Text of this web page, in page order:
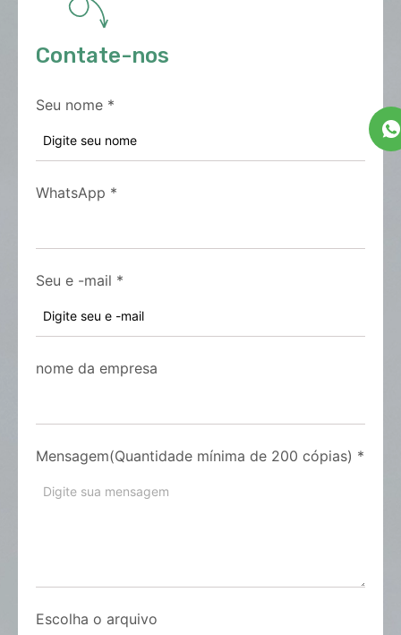
Contate-nos
Seu nome *
WhatsApp *
Seu e -mail *
nome da empresa
Mensagem(Quantidade mínima de 200 cópias) *
Escolha o arquivo